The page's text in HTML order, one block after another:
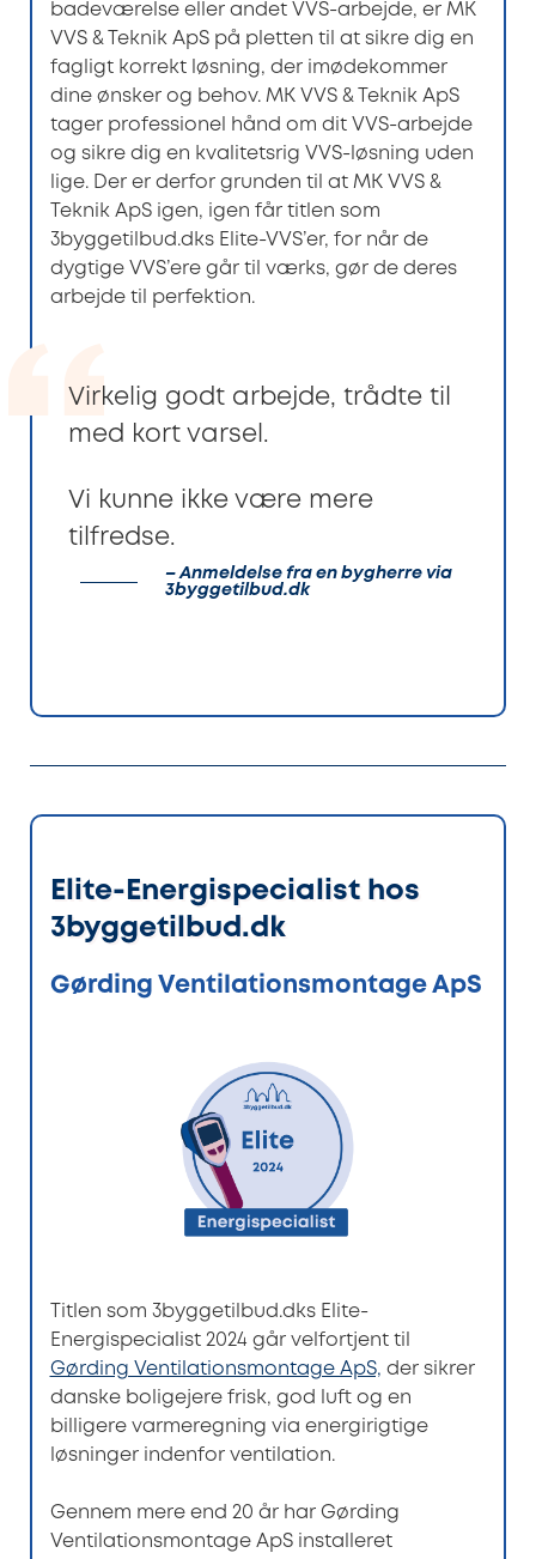
badeværelse eller andet VVS-arbejde, er MK
VVS & Teknik ApS på pletten til at sikre dig en
fagligt korrekt løsning, der imødekommer
dine ønsker og behov. MK VVS & Teknik ApS
tager professionel hånd om dit VVS-arbejde
og sikre dig en kvalitetsrig VVS-løsning uden
lige. Der er derfor grunden til at MK VVS &
Teknik ApS igen, igen får titlen som
3byggetilbud.dks Elite-VVS’er, for når de
dygtige VVS’ere går til værks, gør de deres
arbejde til perfektion.
Virkelig godt arbejde, trådte til
med kort varsel.
Vi kunne ikke være mere
tilfredse.
– Anmeldelse fra en bygherre via
3byggetilbud.dk
Elite-Energispecialist hos
3byggetilbud.dk
Gørding Ventilationsmontage ApS
Titlen som 3byggetilbud.dks Elite-
Energispecialist 2024 går velfortjent til
Gørding Ventilationsmontage ApS, der sikrer
danske boligejere frisk, god luft og en
billigere varmeregning via energirigtige
løsninger indenfor ventilation.
Gennem mere end 20 år har Gørding
Ventilationsmontage ApS installeret